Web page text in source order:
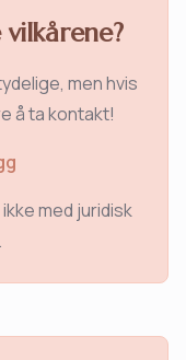
men hvis
å ta kontakt!
med juridisk